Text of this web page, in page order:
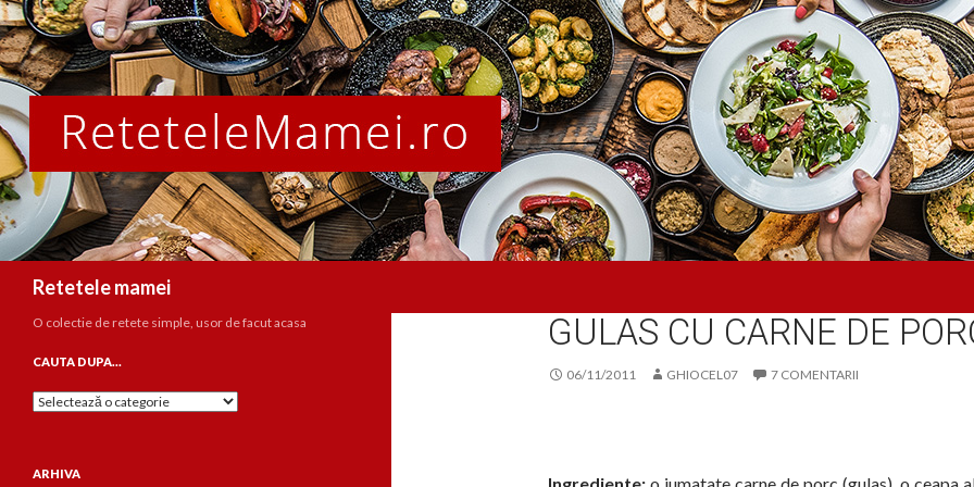
Retetele mamei
GULAS CU CARNE DE
06/11/2011 GHIOCEL07 7 COMENTARII
O colectie de retete simple, usor de facut acasa
CAUTA DUPA…
Cauta
ARHIVA